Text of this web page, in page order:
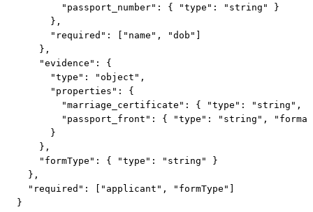
        "passport_number": { "type": "string" }
      },
      "required": ["name", "dob"]
    },
    "evidence": {
      "type": "object",
      "properties": {
"marriage_certificate": { "type": "string",
"passport_front": { "type": "string",
      }
    },
    "formType": { "type": "string" }
  },
  "required": ["applicant", "formType"]
}